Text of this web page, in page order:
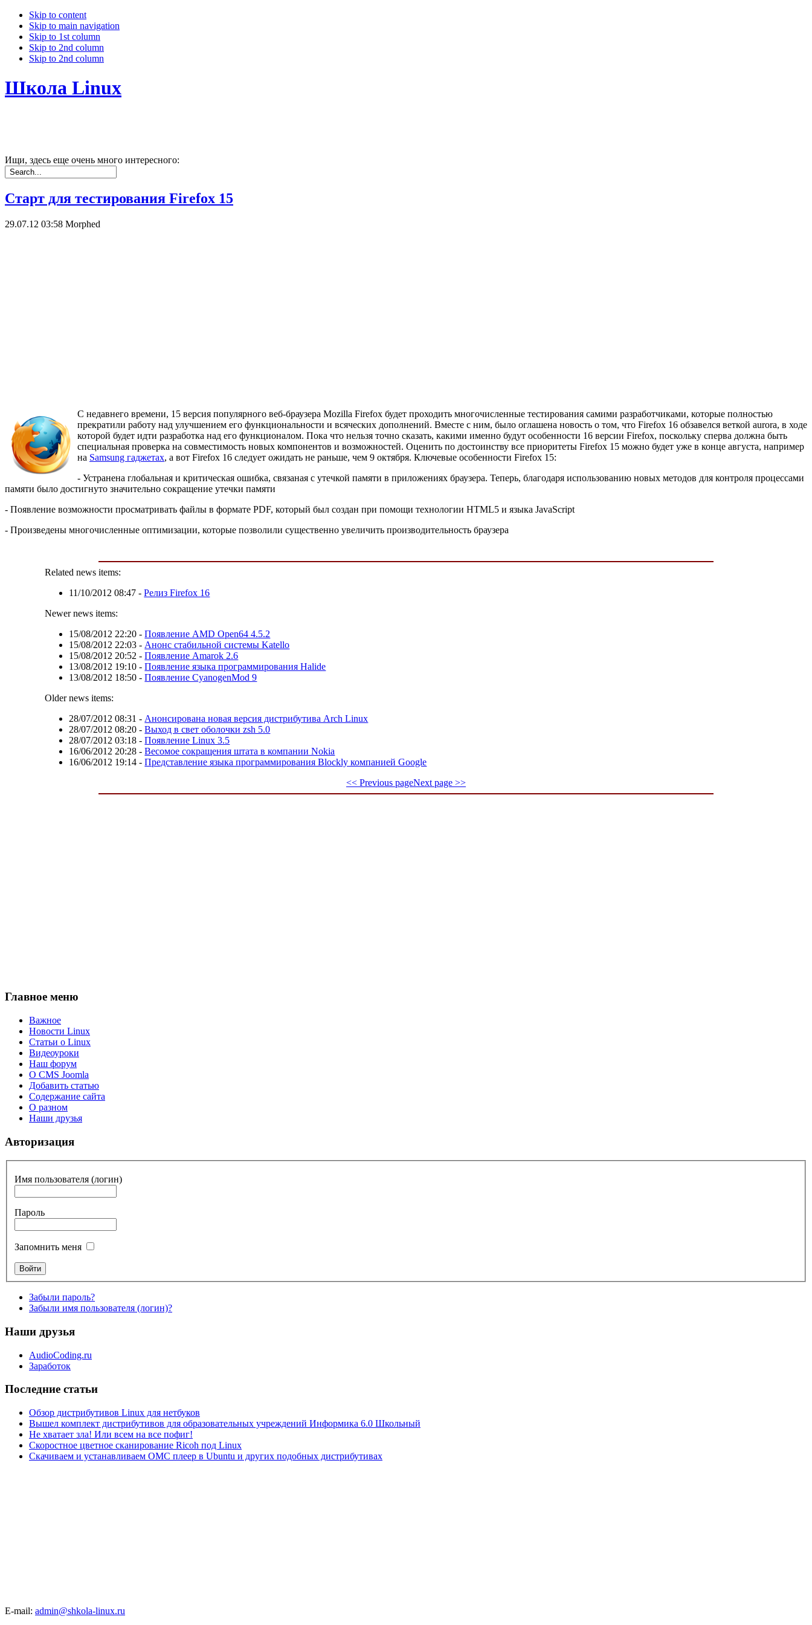
Skip to content
Skip to main navigation
Skip to 1st column
Skip to 2nd column
Skip to 2nd column
Школа Linux
Ищи, здесь еще очень много интересного:
Старт для тестирования Firefox 15
29.07.12 03:58 Morphed
С недавнего времени, 15 версия популярного веб-браузера Mozilla Firefox будет проходить многочисленные тестирования самими разработчиками, которые полностью
прекратили работу над улучшением его функциональности и всяческих дополнений. Вместе с ним, было оглашена новость о том, что Firefox 16 обзавелся веткой aurora, в ходе
которой будет идти разработка над его функционалом. Пока что нельзя точно сказать, какими именно будут особенности 16 версии Firefox, поскольку сперва должна быть
специальная проверка на совместимость новых компонентов и возможностей. Оценить по достоинству все приоритеты Firefox 15 можно будет уже в конце августа, например
на Samsung гаджетах, а вот Firefox 16 следует ожидать не раньше, чем 9 октября. Ключевые особенности Firefox 15:
- Устранена глобальная и критическая ошибка, связаная с утечкой памяти в приложениях браузера. Теперь, благодаря использованию новых методов для контроля процессами
памяти было достигнуто значительно сокращение утечки памяти
- Появление возможности просматривать файлы в формате PDF, который был создан при помощи технологии HTML5 и языка JavaScript
- Произведены многочисленные оптимизации, которые позволили существенно увеличить производительность браузера
Related news items:
11/10/2012 08:47 -Релиз Firefox 16
Newer news items:
15/08/2012 22:20 -Появление AMD Open64 4.5.2
15/08/2012 22:03 - Анонс стабильной системы Katello
15/08/2012 20:52 -Появление Amarok 2.6
13/08/2012 19:10 -Появление языка программирования Halide
13/08/2012 18:50 -Появление CyanogenMod 9
Older news items:
28/07/2012 08:31 - Анонсирована новая версия дистрибутива Arch Linux
28/07/2012 08:20 -Выход в свет оболочки zsh 5.0
28/07/2012 03:18 -Появление Linux 3.5
16/06/2012 20:28 -Весомое сокращения штата в компании Nokia
16/06/2012 19:14 -Представление языка программирования Blockly компанией Google
<< Previous pageNext page >>
Главное меню
Важное
Новости Linux
Статьи о Linux
Видеоуроки
Наш форум
О CMS Joomla
Добавить статью
Содержание сайта
О разном
Наши друзья
Авторизация
Имя пользователя (логин)
Пароль
Запомнить меня
Забыли пароль?
Забыли имя пользователя (логин)?
Наши друзья
AudioCoding.ru
Заработок
Последние статьи
Обзор дистрибутивов Linux для нетбуков
Вышел комплект дистрибутивов для образовательных учреждений Информика 6.0 Школьный
Не хватает зла! Или всем на все пофиг!
Скоростное цветное сканирование Ricoh под Linux
Скачиваем и устанавливаем ОМС плеер в Ubuntu и других подобных дистрибутивах
E-mail: admin@shkola-linux.ru